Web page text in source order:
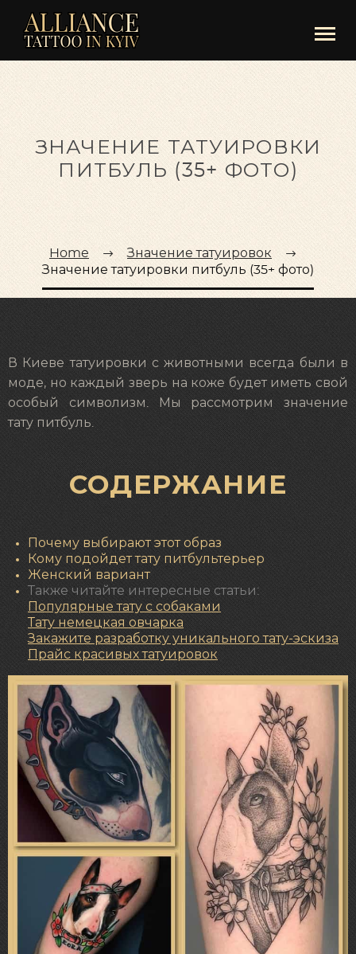
ЗНАЧЕНИЕ ТАТУИРОВКИ
ПИТБУЛЬ (35+ ФОТО)
Home
Значение татуировок
Значение татуировки питбуль (35+ фото)
В Киеве татуировки с животными всегда были в
моде, но каждый зверь на коже будет иметь свой
особый символизм. Мы рассмотрим значение
тату питбуль.
СОДЕРЖАНИЕ
Почему выбирают этот образ
Кому подойдет тату питбультерьер
Женский вариант
Также читайте интересные статьи:
Популярные тату с собаками
Тату немецкая овчарка
Закажите разработку уникального тату-эскиза
Прайс красивых татуировок